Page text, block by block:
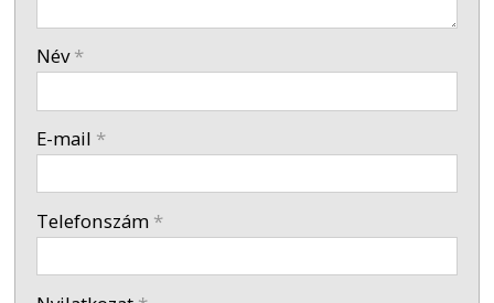
-
Név*
E-mail *
Telefonszám *